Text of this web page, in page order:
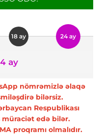
18 ay 24 ay
ay
nömrəmizlə əlaqə
bilərsiz.
Respublikası
müraciət edə bilər.
proqramı olmalıdır.